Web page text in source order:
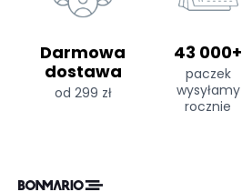
Darmowa
dostawa
od 299 zł
43 000+
paczek
wysyłamy
rocznie